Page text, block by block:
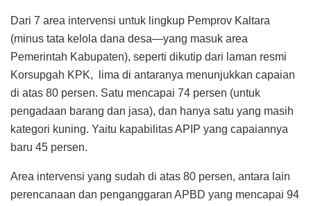
Dari 7 area intervensi untuk lingkup Pemprov Kaltara
(minus tata kelola dana desa—yang masuk area
Pemerintah Kabupaten), seperti dikutip dari laman resmi
Korsupgah KPK, lima di antaranya menunjukkan capaian
di atas 80 persen. Satu mencapai 74 persen (untuk
pengadaan barang dan jasa), dan hanya satu yang masih
kategori kuning. Yaitu kapabilitas APIP yang capaiannya
baru 45 persen.
Area intervensi yang sudah di atas 80 persen, antara lain
perencanaan dan penganggaran APBD yang mencapai 94